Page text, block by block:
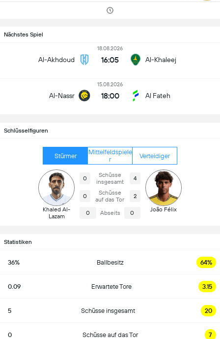
Nächstes Spiel
Al-Akhdoud
18.08.2026
16:05 Al-Khaleej
Al-Nassr
15.08.2026
18:00 Al Fateh
Schlüsselfiguren
Stürmer
Mittelfeldspiele
r
Verteidiger
Khaled Al-
Lazam
0
Schüsse
insgesamt
4
0
Schüsse
auf das Tor
2
0 Abseits 0 João Félix
Statistiken
36% Ballbesitz 64%
0.09 Erwartete Tore 3.15
5 Schüsse insgesamt 20
0 Schüsse auf das Tor 7